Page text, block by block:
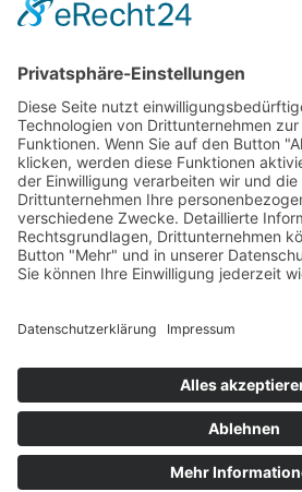
Aktuelle Nachrichten aus
Kontaktiere uns:
JetztBericht
Folge uns auf
© All rights reserved Main-